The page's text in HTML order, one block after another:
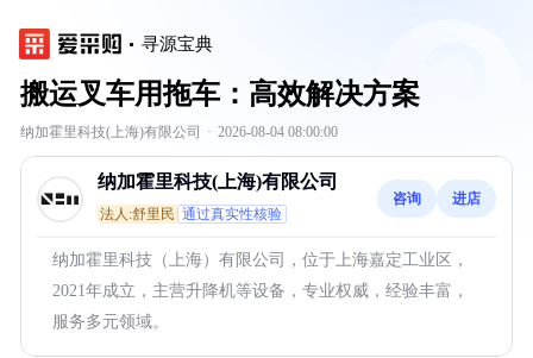
寻源宝典
搬运叉车用拖车：高效解决方案
纳加霍里科技(上海)有限公司 · 2026-08-04 08:00:00
纳加霍里科技(上海)有限公司
法人:舒里民 通过真实性核验
咨询 进店
纳加霍里科技（上海）有限公司，位于上海嘉定工业区，
2021年成立，主营升降机等设备，专业权威，经验丰富，
服务多元领域。